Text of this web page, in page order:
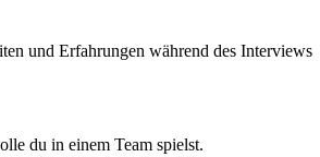
und Erfahrungen während des Interviews
du in einem Team spielst.